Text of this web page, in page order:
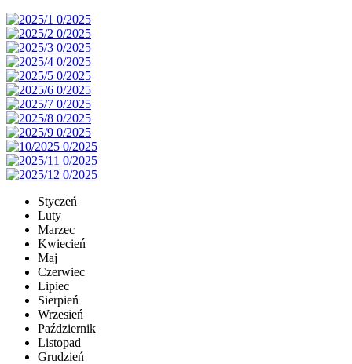
Styczeń
Luty
Marzec
Kwiecień
Maj
Czerwiec
Lipiec
Sierpień
Wrzesień
Październik
Listopad
Grudzień